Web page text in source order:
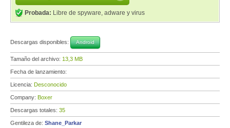
Probada: Libre de spyware, adware y virus
Descargas disponibles: Android
Tamaño del archivo: 13,3 MB
Fecha de lanzamiento:
Licencia: Desconocido
Company: Boxer
Descargas totales: 35
Gentileza de: Shane_Parkar